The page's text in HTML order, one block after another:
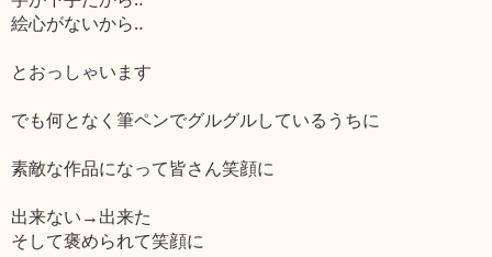
絵心がないから‥
とおっしゃいます
でも何となく筆ペンでグルグルしているうちに
素敵な作品になって皆さん笑顔に
出来ない→出来た
そして褒められて笑顔に